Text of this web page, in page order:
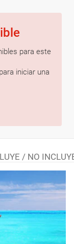
para este
para iniciar una
/ NO